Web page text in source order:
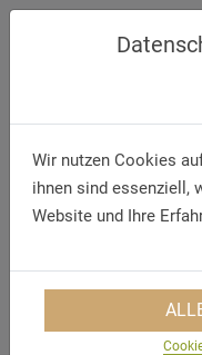
Telephone
Wir nutzen Cookies
ihnen sind essenziell,
Website und Ihre